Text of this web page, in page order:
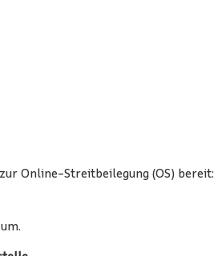
Online-Streitbeilegung (OS) bereit: